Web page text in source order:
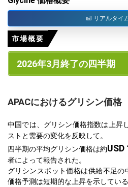
リアルタイ
市場概要
2026年3月終了の四半期
APACにおけるグリシン価格
中国では、グリシン価格指数は上昇
ストと需要の変化を反映して。
四半期の平均グリシン価格は約
者によって報告された。
グリシンスポット価格は供給不足
価格予測は短期的な上昇を示している